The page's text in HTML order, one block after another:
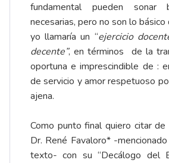
fundamental pueden
necesarias, pero no son lo
yo llamaría un “ejercicio
decente”, en términos de la
oportuna e imprescindible de :
de servicio y amor respetuoso
ajena.
Como punto final quiero citar de
Dr. René Favaloro* -
texto- con su “Decálogo del